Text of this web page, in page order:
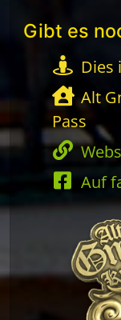
Gibt es
Dies
Alt
Pass
Auf